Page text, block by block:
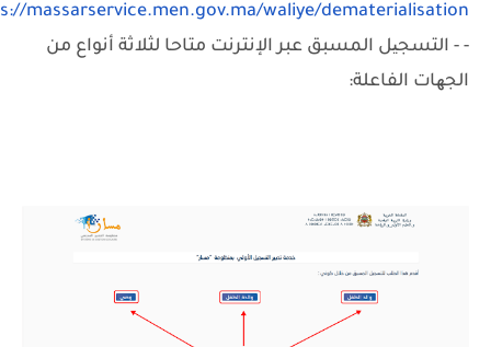
massarservice.men.gov.ma/waliye/dematerialisation
- - التسجیل المسبق عبر الإنترنت متاحا لثلاثة أنواع من
الجھات الفاعلة: